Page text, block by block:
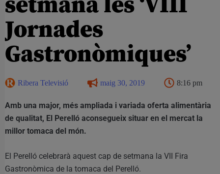
Jornades
Gastronòmiques’
Ribera Televisió maig 30, 2019 8:16 pm
Amb una major, més ampliada i variada oferta alimentària
de qualitat, El Perelló aconsegueix situar en el mercat la
millor tomaca del món.
El Perelló celebrarà aquest cap de setmana la VII Fira
Gastronòmica de la tomaca del Perelló.